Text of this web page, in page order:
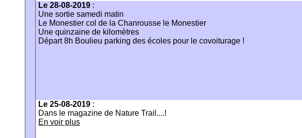
Le 28-08-2019 :
Une sortie samedi matin
Le Monestier col de la Chanrousse le Monestier
Une quinzaine de kilomètres
Départ 8h Boulieu parking des écoles pour le covoiturage !
Le 25-08-2019 :
Dans le magazine de Nature Trail....!
En voir plus